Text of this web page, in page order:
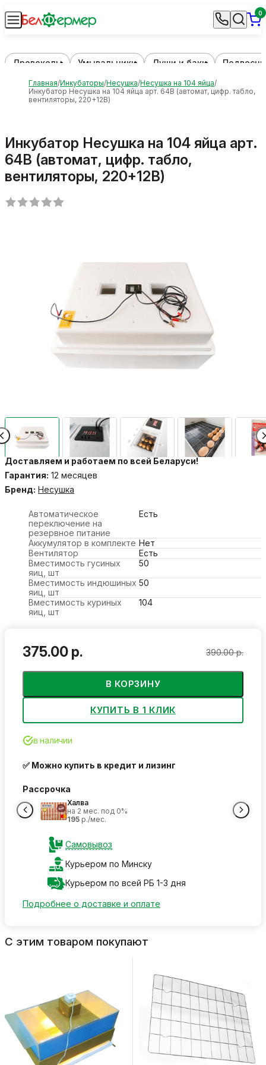
0
Дровоколы Умывальники Души и баки
Главная Инкубаторы Несушка Несушка на 104 яйца
Инкубатор Несушка на 104 яйца арт. 64В (автомат, цифр. табло,
вентиляторы, 220+12В)
Инкубатор Несушка на 104 яйца арт.
64В (автомат, цифр. табло,
вентиляторы, 220+12В)
Доставляем и работаем по всей Беларуси!
Гарантия: 12 месяцев
Бренд: Несушка
Автоматическое
переключение на
резервное питание
Есть
Аккумулятор в комплекте Нет
Вентилятор
Есть
Вместимость гусиных
яиц, шт
50
Вместимость индюшиных
яиц, шт
50
Вместимость куриных
яиц, шт
104
375.00 р. 390.00 р.
В КОРЗИНУ
КУПИТЬ В 1 КЛИК
в наличии
✅ Можно купить в кредит и лизинг
Рассрочка
Халва
на 2 мес. под 0%
195 р./мес.
Самовывоз
Курьером по Минску
Курьером по всей РБ 1-3 дня
Подробнее о доставке и оплате
С этим товаром покупают